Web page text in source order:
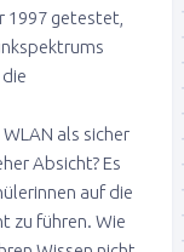
1997 getestet,
als sicher
Absicht? Es
auf die
zu führen. Wie